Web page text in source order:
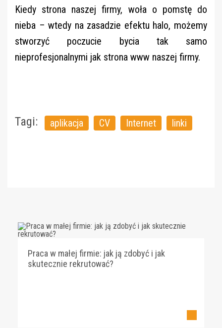
Kiedy strona naszej firmy, woła o pomstę do
nieba – wtedy na zasadzie efektu halo, możemy
stworzyć poczucie bycia tak samo
nieprofesjonalnymi jak strona www naszej firmy.
Tagi: aplikacja CV Internet linki
Praca w małej firmie: jak ją zdobyć i jak
skutecznie rekrutować?